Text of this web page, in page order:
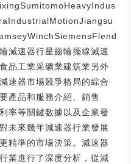
減速器行星齒輪擺線減速
品工業采礦業建筑業另外
速器市場競爭格局的綜合
產品和服務介紹、銷售
率等關鍵數據以及企業發
未來幾年減速器行業發展
精準的市場決策。減速器
業進行了深度分析，從減